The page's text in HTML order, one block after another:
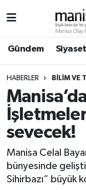
Gündem Siyaset
HABERLER BILIM VE
sevecek!
Manisa Celal
bünyesinde
Sihirbazı” büyük
Ege Haberleri
Ekonomi
Genel
Resmi İlan
Yunusemre
Yunusemre
Süper Lig
Son Dakika